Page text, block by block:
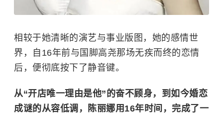
相较于她清晰的演艺与事业版图，她的感情世
界，自16年前与国脚高尧那场无疾而终的恋情
后，便彻底按下了静音键。
从“开店唯一理由是他”的奋不顾身，到如今婚恋
成谜的从容低调，陈丽娜用16年时间，完成了一